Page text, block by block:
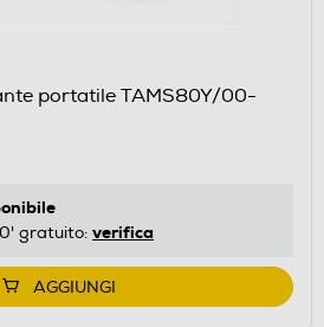
portatile TAMS80Y/00-
gratuito: verifica
AGGIUNGI